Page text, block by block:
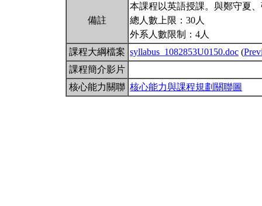
備註
本課程以英語授課。與鄭守夏
總人數上限：30人
外系人數限制：4人
課程大綱檔案 syllabus_1082853U0150.doc (
課程簡介影片
核心能力關聯 核心能力與課程規劃關聯圖